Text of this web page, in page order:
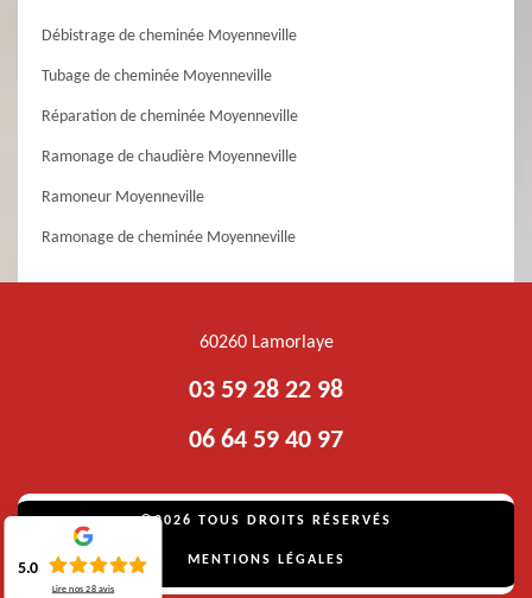
Débistrage de cheminée Moyenneville
Tubage de cheminée Moyenneville
Réparation de cheminée Moyenneville
Ramonage de chaudière Moyenneville
Ramoneur Moyenneville
Ramonage de cheminée Moyenneville
60260 Lamorlaye
03 59 28 22 98
06 64 59 40 97
©2026 TOUS DROITS RÉSERVÉS
MENTIONS LÉGALES
5.0
Lire nos28 avis